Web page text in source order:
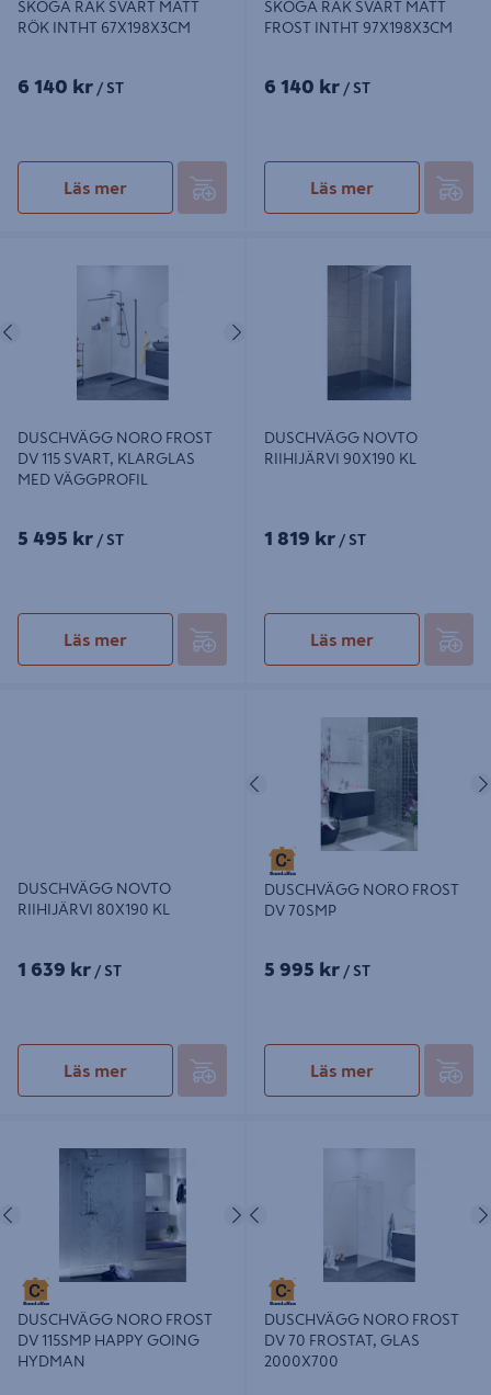
SKOGA RAK SVART MATT
RÖK INTHT 67X198X3CM
6 140 kr / ST
Läs mer
SKOGA RAK SVART MATT
FROST INTHT 97X198X3CM
6 140 kr / ST
Läs mer
SVART, KLARGLAS MED
Föregående
DUSCHVÄGG NORO FROST
DV 115 SVART, KLARGLAS
MED VÄGGPROFIL
5 495 kr / ST
Läs mer
DUSCHVÄGG NOVTO
RIIHIJÄRVI 90X190 KL
1 819 kr / ST
Läs mer
DUSCHVÄGG NOVTO
RIIHIJÄRVI 80X190 KL
1 639 kr / ST
Läs mer
DUSCHVÄGG NORO FROST
DV 70SMP
5 995 kr / ST
Läs mer
115SMP HAPPY GOING HYDMAN
Nästa
DUSCHVÄGG NORO FROST
DV 115SMP HAPPY GOING
HYDMAN
FROSTAT, GLAS 2000X700
DUSCHVÄGG NORO FROST
DV 70 FROSTAT, GLAS
2000X700